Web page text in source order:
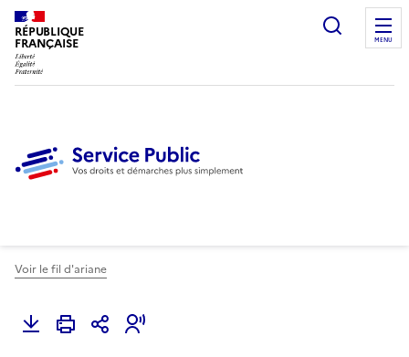
RÉPUBLIQUE
FRANÇAISE
Ouvrir
MENU
Voir le fil d'ariane